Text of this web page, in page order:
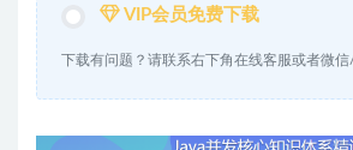
VIP会员免费下载
下载有问题？请联系右下角在线客服或者微